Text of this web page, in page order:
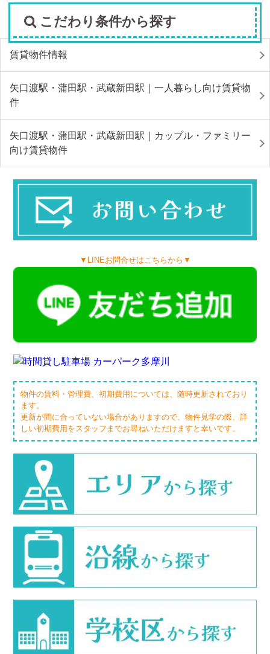
こだわり条件から探す
賃貸物件情報
矢口渡駅・蒲田駅・武蔵新田駅｜一人暮らし向け賃貸物
件
矢口渡駅・蒲田駅・武蔵新田駅｜カップル・ファミリー
向け賃貸物件
▼LINEお問合せはこちらから▼
物件の賃料・管理費、初期費用については、随時更新されており
ます。
更新が間に合っていない場合がありますので、物件見学の際、詳
しい初期費用をスタッフまでお尋ねいただけますと幸いです。